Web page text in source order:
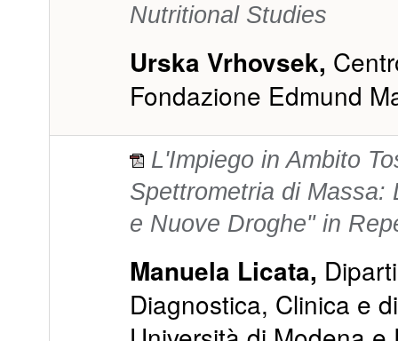
Nutritional Studies
Urska Vrhovsek,
Fondazione Edmund
L'Impiego in Ambito
Spettrometria di Massa:
e Nuove Droghe" in
Manuela Licata,
Diagnostica, Clinica e